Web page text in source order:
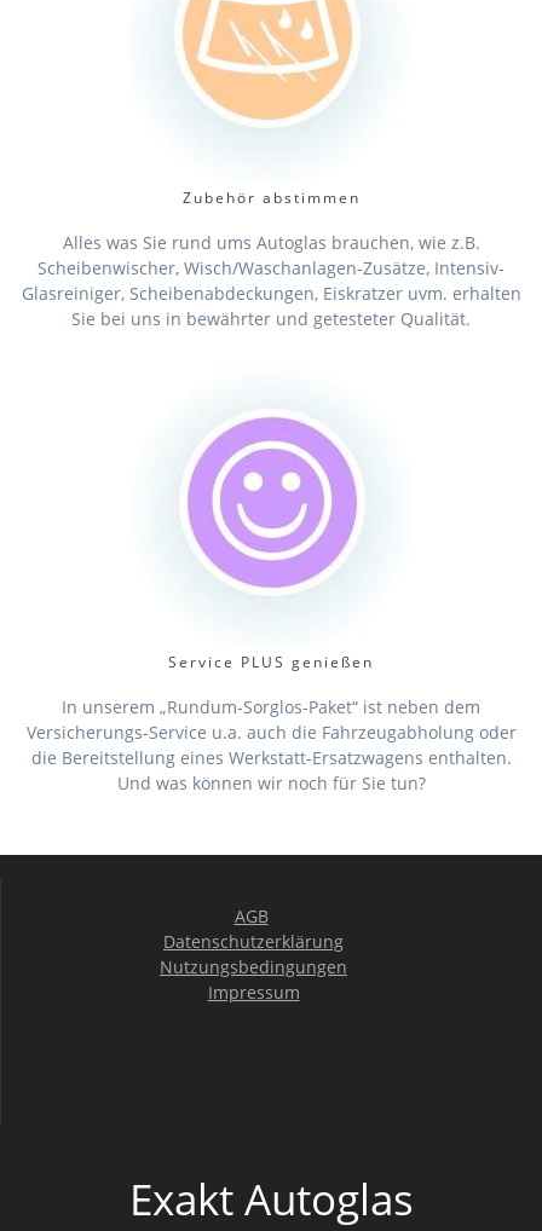
Zubehör abstimmen
Alles was Sie rund ums Autoglas brauchen, wie z.B.
Scheibenwischer, Wisch/Waschanlagen-Zusätze, Intensiv-
Glasreiniger, Scheibenabdeckungen, Eiskratzer uvm. erhalten
Sie bei uns in bewährter und getesteter Qualität.
Service PLUS genießen
In unserem „Rundum-Sorglos-Paket“ ist neben dem
Versicherungs-Service u.a. auch die Fahrzeugabholung oder
die Bereitstellung eines Werkstatt-Ersatzwagens enthalten.
Und was können wir noch für Sie tun?
AGB
Datenschutzerklärung
Nutzungsbedingungen
Impressum
Exakt Autoglas